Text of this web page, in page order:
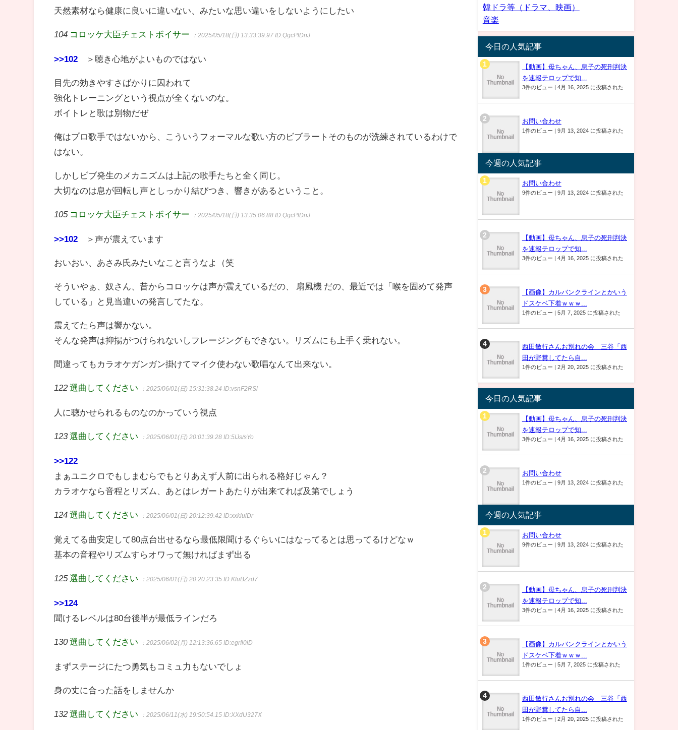
天然素材なら健康に良いに違いない、みたいな思い違いをしないようにしたい
104 コロッケ大臣チェストボイサー ：2025/05/18(日) 13:33:39.97ID:QgcPlDnJ
>>102 ＞聴き心地がよいものではない
目先の効きやすさばかりに囚われて
強化トレーニングという視点が全くないのな。
ボイトレと歌は別物だぜ
俺はプロ歌手ではないから、こういうフォーマルな歌い方のビブラートそのものが洗練されているわけで
はない。
しかしビブ発生のメカニズムは上記の歌手たちと全く同じ。
大切なのは息が回転し声としっかり結びつき、響きがあるということ。
105 コロッケ大臣チェストボイサー ：2025/05/18(日) 13:35:06.88ID:QgcPlDnJ
>>102 ＞声が震えています
おいおい、あさみ氏みたいなこと言うなよ（笑
そういやぁ、奴さん、昔からコロッケは声が震えているだの、 扇風機 だの、最近では「喉を固めて発声
している」と見当違いの発言してたな。
震えてたら声は響かない。
そんな発声は抑揚がつけられないしフレージングもできない。リズムにも上手く乗れない。
間違ってもカラオケガンガン掛けてマイク使わない歌唱なんて出来ない。
122 選曲してください ：2025/06/01(日) 15:31:38.24ID:vsnF2RSl
人に聴かせられるものなのかっていう視点
123 選曲してください ：2025/06/01(日) 20:01:39.28ID:5IJs/sYo
>>122
まぁユニクロでもしまむらでもとりあえず人前に出られる格好じゃん？
カラオケなら音程とリズム、あとはレガートあたりが出来てれば及第でしょう
124 選曲してください ：2025/06/01(日) 20:12:39.42ID:xxkiulDr
覚えてる曲安定して80点台出せるなら最低限聞けるぐらいにはなってるとは思ってるけどなｗ
基本の音程やリズムすらオワって無ければまず出る
125 選曲してください ：2025/06/01(日) 20:20:23.35ID:KluBZzd7
>>124
聞けるレベルは80台後半が最低ラインだろ
130 選曲してください ：2025/06/02(月) 12:13:36.65ID:egrIi0iD
まずステージにたつ勇気もコミュ力もないでしょ
身の丈に合った話をしませんか
132 選曲してください ：2025/06/11(水) 19:50:54.15ID:XXdU327X
韓ドラ等（ドラマ、映画）
音楽
今日の人気記事
【動画】母ちゃん、息子の死刑判決
を速報テロップで知...
3件のビュー | 4月 16, 2025 に投稿された
お問い合わせ
1件のビュー | 9月 13, 2024 に投稿された
今週の人気記事
お問い合わせ
9件のビュー | 9月 13, 2024 に投稿された
【動画】母ちゃん、息子の死刑判決
を速報テロップで知...
3件のビュー | 4月 16, 2025 に投稿された
【画像】カルバンクラインとかいう
ドスケベ下着ｗｗｗ...
1件のビュー | 5月 7, 2025 に投稿された
西田敏行さんお別れの会 三谷「西
田が野糞してたら自...
1件のビュー | 2月 20, 2025 に投稿された
今日の人気記事
【動画】母ちゃん、息子の死刑判決
を速報テロップで知...
3件のビュー | 4月 16, 2025 に投稿された
お問い合わせ
1件のビュー | 9月 13, 2024 に投稿された
今週の人気記事
お問い合わせ
9件のビュー | 9月 13, 2024 に投稿された
【動画】母ちゃん、息子の死刑判決
を速報テロップで知...
3件のビュー | 4月 16, 2025 に投稿された
【画像】カルバンクラインとかいう
ドスケベ下着ｗｗｗ...
1件のビュー | 5月 7, 2025 に投稿された
西田敏行さんお別れの会 三谷「西
田が野糞してたら自...
1件のビュー | 2月 20, 2025 に投稿された